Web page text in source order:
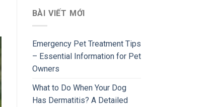
BÀI VIẾT MỚI
Emergency Pet Treatment Tips
– Essential Information for Pet
Owners
What to Do When Your Dog
Has Dermatitis? A Detailed